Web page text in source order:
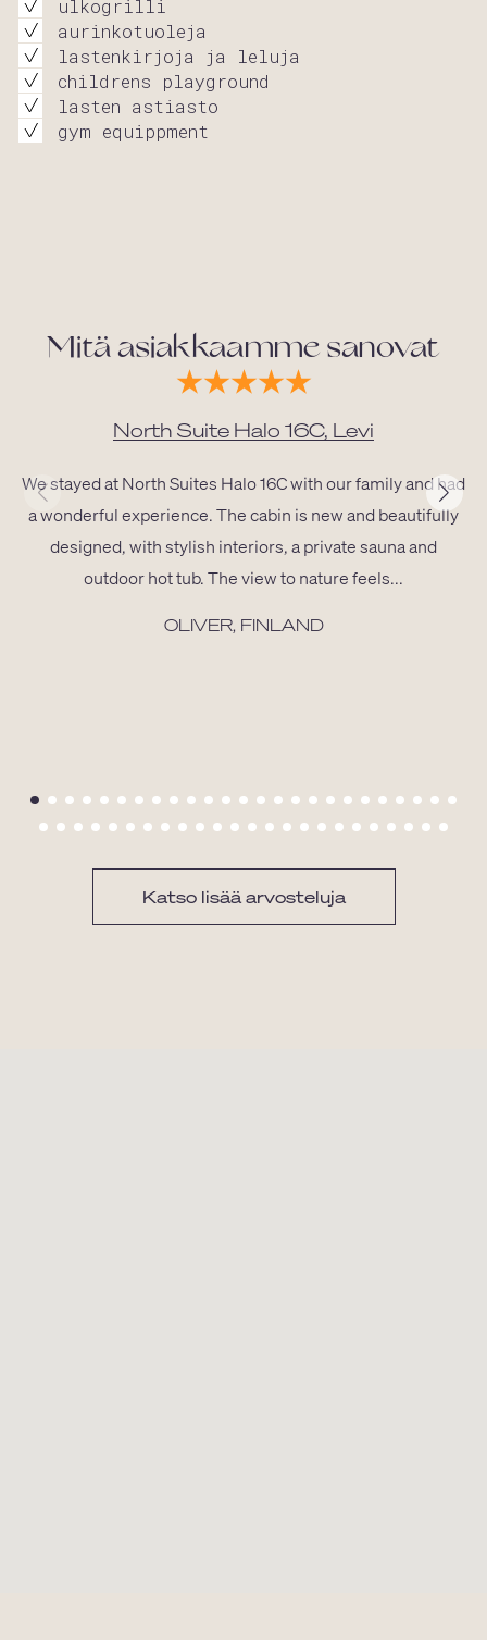
ulkogrilli
aurinkotuoleja
lastenkirjoja ja leluja
childrens playground
lasten astiasto
gym equippment
Mitä asiakkaamme sanovat
North Suite Halo 16C, Levi
We stayed at North Suites Halo 16C with our family and had
a wonderful experience. The cabin is new and beautifully
designed, with stylish interiors, a private sauna and
outdoor hot tub. The view to nature feels...
OLIVER, FINLAND
Katso lisää arvosteluja